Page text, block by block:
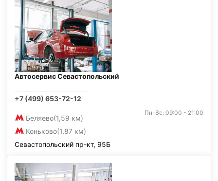
Автосервис Севастопольский
+7 (499) 653-72-12
Беляево(1,59 км)
Коньково(1,87 км)
Пн-Вс: 09:00 - 21:00
Севастопольский пр-кт, 95Б